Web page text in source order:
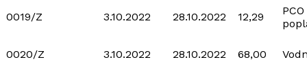
0019/Z
3.10.2022 28.10.2022 12,29
0020/Z 3.10.2022 28.10.2022 68,00